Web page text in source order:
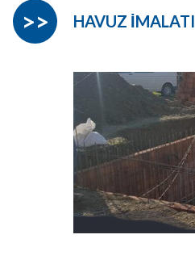
HAVUZ İMALATI
>>